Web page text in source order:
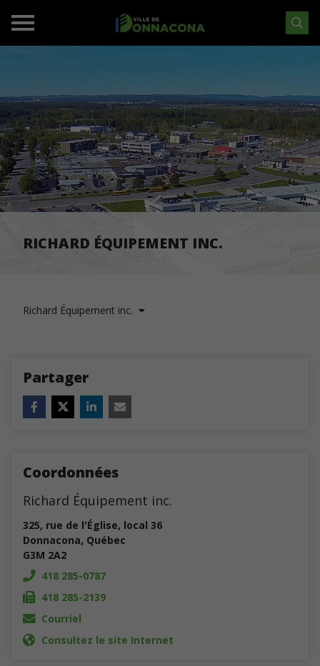
RICHARD ÉQUIPEMENT INC.
Richard Équipement inc.
Partager
Coordonnées
Richard Équipement inc.
325, rue de l'Église, local 36
Donnacona, Québec
G3M 2A2
418 285-0787
418 285-2139
Courriel
Consultez le site Internet